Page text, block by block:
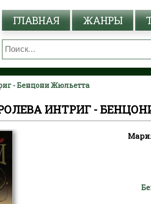
ГЛАВНАЯ ЖАНРЫ
- Бенцони Жюльетта
ИНТРИГ -